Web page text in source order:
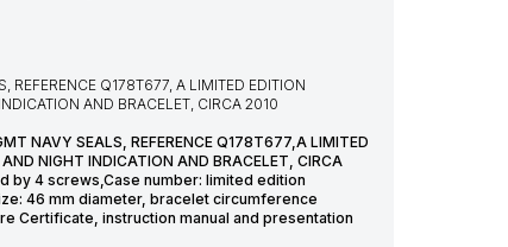
REFERENCE Q178T677, A LIMITED EDITION
AND BRACELET, CIRCA 2010
NAVY SEALS, REFERENCE Q178T677,A LIMITED
NIGHT INDICATION AND BRACELET, CIRCA
by 4 screws,Case number: limited edition
46 mm diameter, bracelet circumference
Certificate, instruction manual and presentation